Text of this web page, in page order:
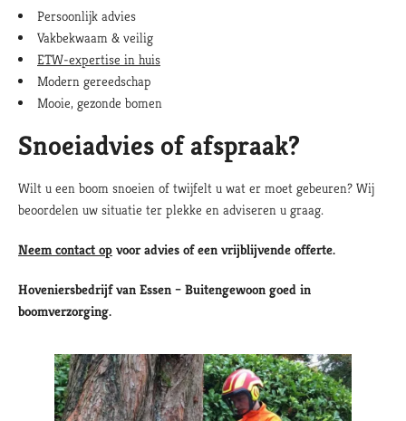
Persoonlijk advies
Vakbekwaam & veilig
ETW-expertise in huis
Modern gereedschap
Mooie, gezonde bomen
Snoeiadvies of afspraak?
Wilt u een boom snoeien of twijfelt u wat er moet gebeuren? Wij
beoordelen uw situatie ter plekke en adviseren u graag.
Neem contact op voor advies of een vrijblijvende offerte.
Hoveniersbedrijf van Essen – Buitengewoon goed in
boomverzorging.